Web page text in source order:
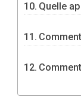
Quelle